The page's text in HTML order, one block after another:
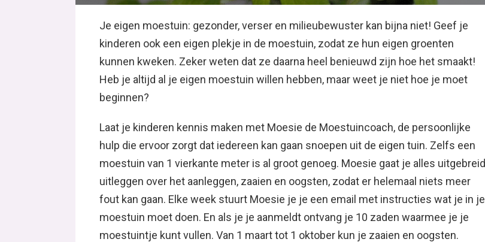
Je eigen moestuin: gezonder, verser en milieubewuster kan bijna niet! Geef je
kinderen ook een eigen plekje in de moestuin, zodat ze hun eigen groenten
kunnen kweken. Zeker weten dat ze daarna heel benieuwd zijn hoe het smaakt!
Heb je altijd al je eigen moestuin willen hebben, maar weet je niet hoe je moet
beginnen?
Laat je kinderen kennis maken met Moesie de Moestuincoach, de persoonlijke
hulp die ervoor zorgt dat iedereen kan gaan snoepen uit de eigen tuin. Zelfs een
moestuin van 1 vierkante meter is al groot genoeg. Moesie gaat je alles uitgebreid
uitleggen over het aanleggen, zaaien en oogsten, zodat er helemaal niets meer
fout kan gaan. Elke week stuurt Moesie je je een email met instructies wat je in je
moestuin moet doen. En als je je aanmeldt ontvang je 10 zaden waarmee je je
moestuintje kunt vullen. Van 1 maart tot 1 oktober kun je zaaien en oogsten.